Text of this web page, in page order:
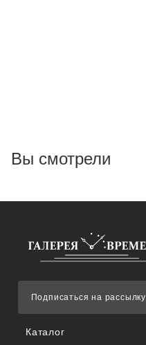
Вы смотрели
Каталог
Подписаться на рассылку